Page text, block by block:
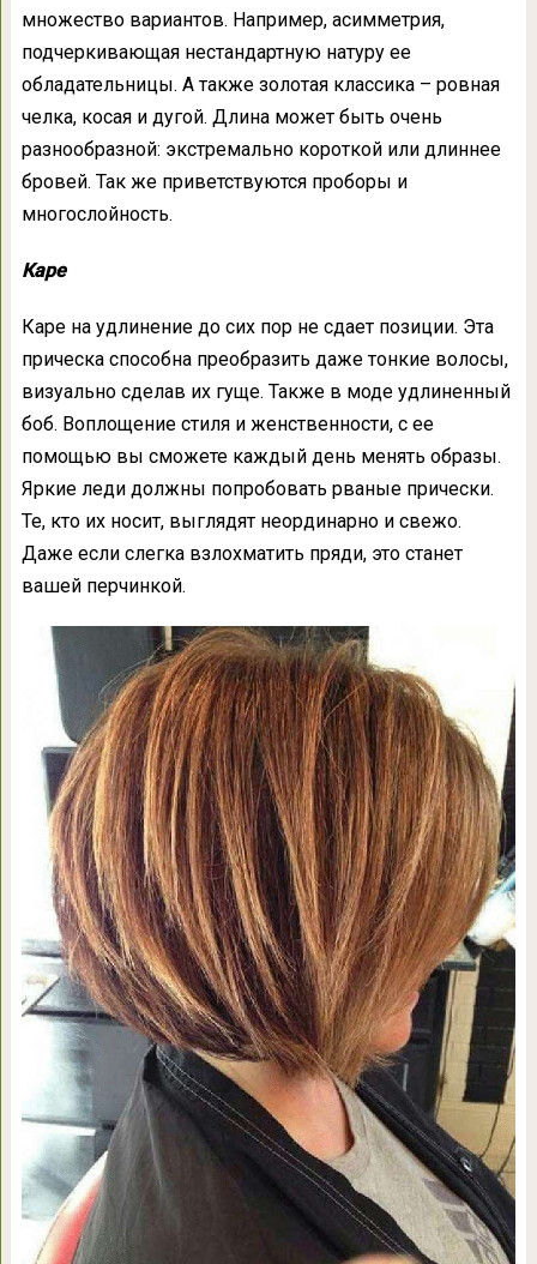
множество вариантов. Например, асимметрия,
подчеркивающая нестандартную натуру ее
обладательницы. А также золотая классика – ровная
челка, косая и дугой. Длина может быть очень
разнообразной: экстремально короткой или длиннее
бровей. Так же приветствуются проборы и
многослойность.
Каре
Каре на удлинение до сих пор не сдает позиции. Эта
прическа способна преобразить даже тонкие волосы,
визуально сделав их гуще. Также в моде удлиненный
боб. Воплощение стиля и женственности, с ее
помощью вы сможете каждый день менять образы.
Яркие леди должны попробовать рваные прически.
Те, кто их носит, выглядят неординарно и свежо.
Даже если слегка взлохматить пряди, это станет
вашей перчинкой.